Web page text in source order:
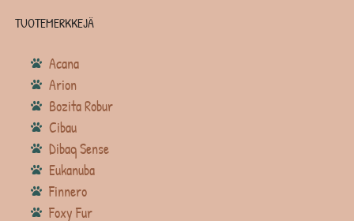
TUOTEMERKKEJÄ
Acana
Arion
Bozita Robur
Cibau
Dibaq Sense
Eukanuba
Finnero
Foxy Fur